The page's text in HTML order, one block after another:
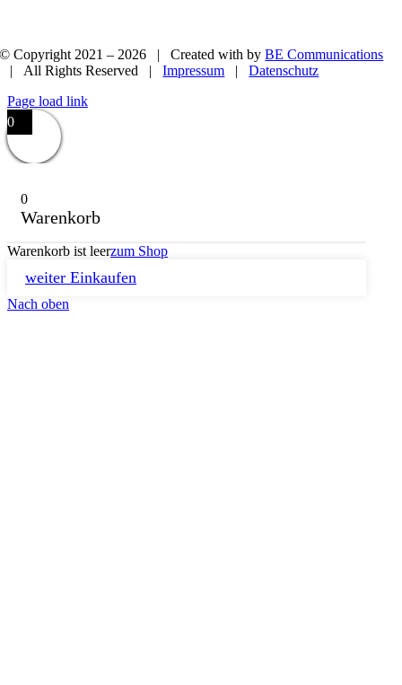
© Copyright 2021 – 2026 | Created withbyBE Communications
| All Rights Reserved |Impressum |Datenschutz
Page load link
0
0
Warenkorb
Warenkorb ist leerzum Shop
weiter Einkaufen
Nach oben